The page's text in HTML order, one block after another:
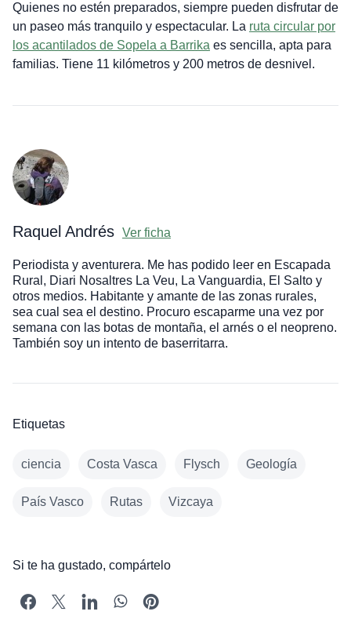
Quienes no estén preparados, siempre pueden disfrutar de
un paseo más tranquilo y espectacular. La ruta circular por
los acantilados de Sopela a Barrika es sencilla, apta para
familias. Tiene 11 kilómetros y 200 metros de desnivel.
Raquel Andrés Ver ficha
Periodista y aventurera. Me has podido leer en Escapada
Rural, Diari Nosaltres La Veu, La Vanguardia, El Salto y
otros medios. Habitante y amante de las zonas rurales,
sea cual sea el destino. Procuro escaparme una vez por
semana con las botas de montaña, el arnés o el neopreno.
También soy un intento de baserritarra.
Etiquetas
ciencia Costa Vasca Flysch Geología
País Vasco Rutas Vizcaya
Si te ha gustado, compártelo